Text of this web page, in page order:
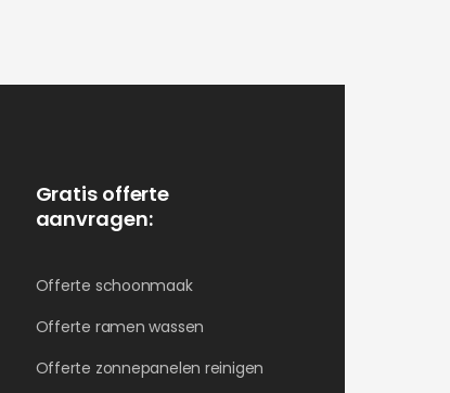
Gratis offerte
aanvragen:
Offerte schoonmaak
Offerte ramen wassen
Offerte zonnepanelen reinigen